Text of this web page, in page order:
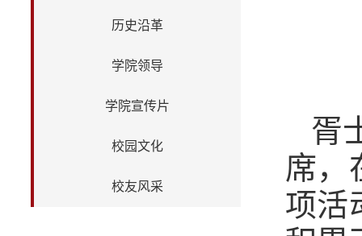
历史沿革
学院领导
学院宣传片
校园文化
校友风采
胥
席，
项活